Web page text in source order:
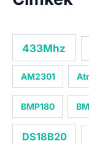
433Mhz
AM2301
BMP180
DS18B20